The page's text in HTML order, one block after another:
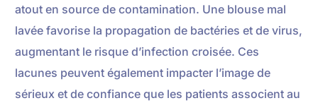
atout en source de contamination. Une blouse mal
lavée favorise la propagation de bactéries et de virus,
augmentant le risque d’infection croisée. Ces
lacunes peuvent également impacter l’image de
sérieux et de confiance que les patients associent au